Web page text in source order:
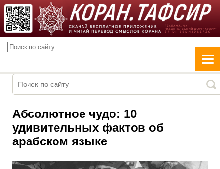
Абсолютное чудо: 10
удивительных фактов об
арабском языке